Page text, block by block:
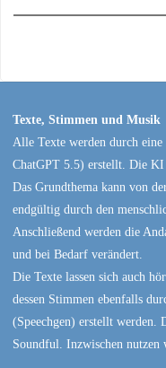
Texte, Stimmen und Musik
Alle Texte werden durch
ChatGPT 5.5) erstellt. Die KI
Das Grundthema kann von
endgültig durch den
Anschließend werden die
und bei Bedarf verändert.
Die Texte lassen sich auch
dessen Stimmen ebenfalls
(Speechgen) erstellt werden.
Soundful. Inzwischen nutzen